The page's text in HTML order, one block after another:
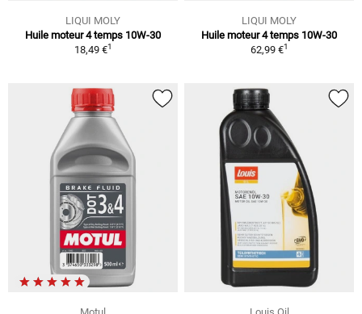
LIQUI MOLY
Huile moteur 4 temps 10W-30
18,49 €1
LIQUI MOLY
Huile moteur 4 temps 10W-30
62,99 €1